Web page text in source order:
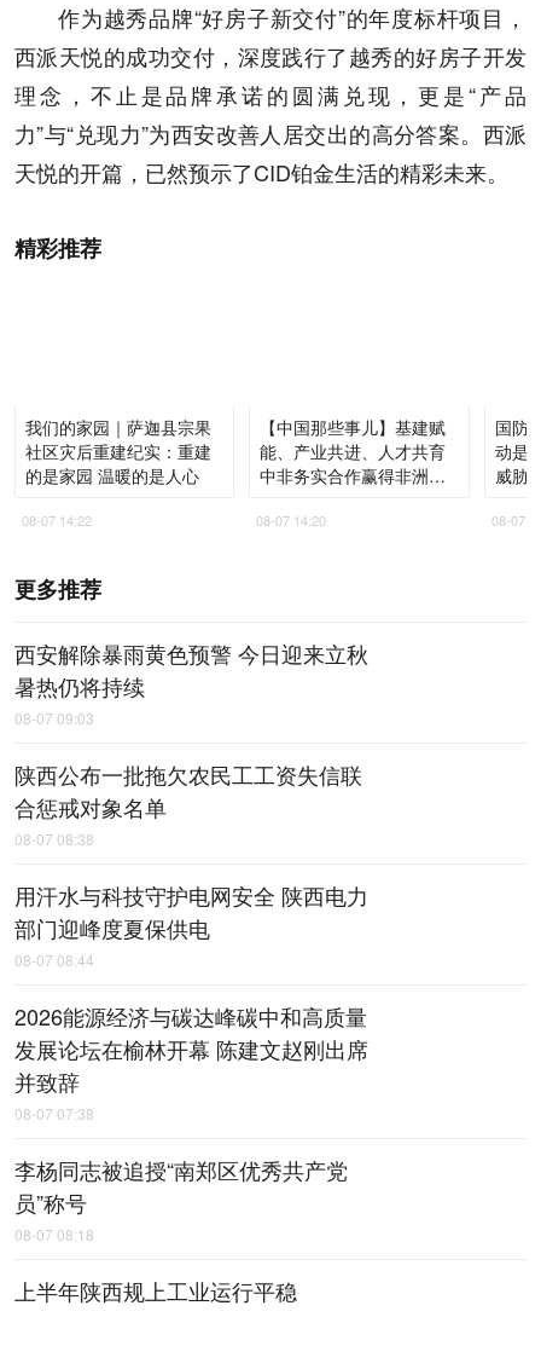
作为越秀品牌“好房子新交付”的年度标杆项目，
西派天悦的成功交付，深度践行了越秀的好房子开发
理念，不止是品牌承诺的圆满兑现，更是“产品
力”与“兑现力”为西安改善人居交出的高分答案。西派
天悦的开篇，已然预示了CID铂金生活的精彩未来。
精彩推荐
我们的家园｜萨迦县宗果
社区灾后重建纪实：重建
的是家园 温暖的是人心
08-07 14:22
【中国那些事儿】基建赋
能、产业共进、人才共育
中非务实合作赢得非洲青
08-07 14:20
国防
动是
威胁
08-07
更多推荐
西安解除暴雨黄色预警 今日迎来立秋
暑热仍将持续
08-07 09:03
陕西公布一批拖欠农民工工资失信联
合惩戒对象名单
08-07 08:38
用汗水与科技守护电网安全 陕西电力
部门迎峰度夏保供电
08-07 08:44
2026能源经济与碳达峰碳中和高质量
发展论坛在榆林开幕 陈建文赵刚出席
并致辞
08-07 07:38
李杨同志被追授“南郑区优秀共产党
员”称号
08-07 08:18
上半年陕西规上工业运行平稳